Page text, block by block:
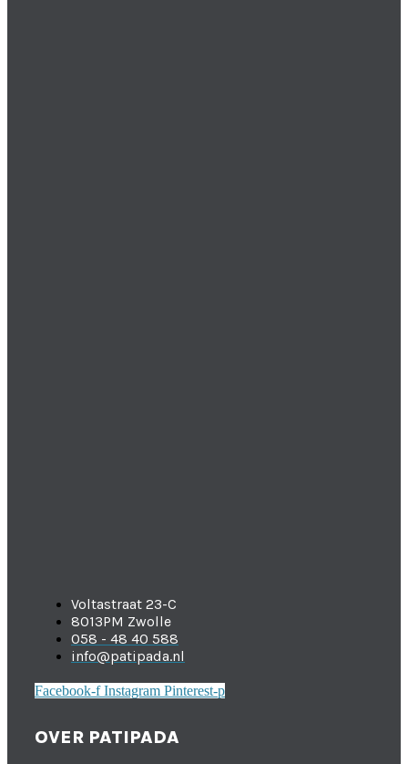
Voltastraat 23-C
8013PM Zwolle
058 - 48 40 588
info@patipada.nl
Facebook-f Instagram Pinterest-p
OVER PATIPADA